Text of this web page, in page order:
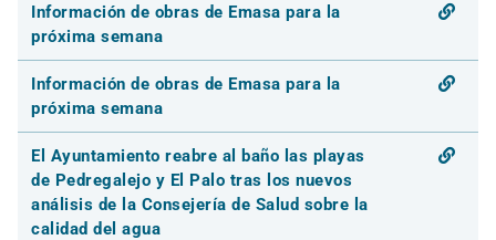
Información de obras de Emasa para la
próxima semana
Información de obras de Emasa para la
próxima semana
El Ayuntamiento reabre al baño las playas
de Pedregalejo y El Palo tras los nuevos
análisis de la Consejería de Salud sobre la
calidad del agua